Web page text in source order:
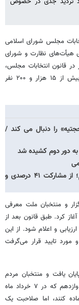
مجلس شورای اسلامی
هیأت‌های نظارت و شورای
قانون انتخابات مجلس،
مورد بررسی قرار گرفت که در نتیجه آن، صلاحیت بیش از ۱۵ هزار و ۲۰۰ نفر
را دنبال می کند /
دور دوم کشیده شد
متن و حاشیه انتخابات مجلس دوازدهم؛ از مشارکت ۴۱ درصدی و
در ۱۱ اسفندماه برگزار و منتخبان ملت معرفی
کرد. طبق قانون بعد از
و اعلام شود. از این
مورد تایید قرار می‌گرفت
یافت و منتخبان مردم
باید خود را برای حضور در مراسم افتتاحیه مجلس دوازدهم که در ۷ خرداد ماه
کنند، اما صلاحبت یک